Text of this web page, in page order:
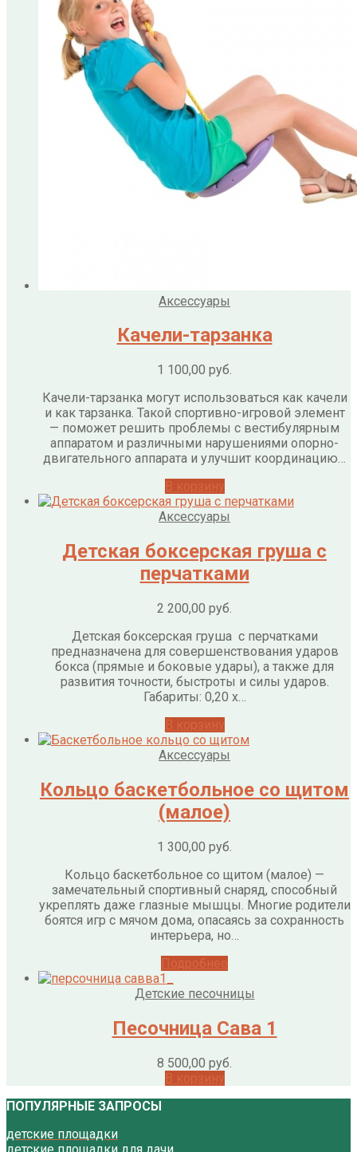
Аксессуары
Качели-тарзанка
1 100,00 руб.
Качели-тарзанка могут использоваться как качели
и как тарзанка. Такой спортивно-игровой элемент
— поможет решить проблемы с вестибулярным
аппаратом и различными нарушениями опорно-
двигательного аппарата и улучшит координацию…
Аксессуары
Детская боксерская груша с
перчатками
2 200,00 руб.
Детская боксерская груша с перчатками
предназначена для совершенствования ударов
бокса (прямые и боковые удары), а также для
развития точности, быстроты и силы ударов.
Габариты: 0,20 х…
Аксессуары
Кольцо баскетбольное со щитом
(малое)
1 300,00 руб.
Кольцо баскетбольное со щитом (малое) —
замечательный спортивный снаряд, способный
укреплять даже глазные мышцы. Многие родители
боятся игр с мячом дома, опасаясь за сохранность
интерьера, но…
Детские песочницы
Песочница Сава 1
8 500,00 руб.
ПОПУЛЯРНЫЕ ЗАПРОСЫ
детские площадки